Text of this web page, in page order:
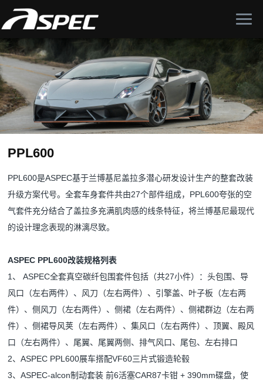
PPL600
PPL600是ASPEC基于兰博基尼盖拉多潜心研发设计生产的整套改装
升级方案代号。全套车身套件共由27个部件组成，PPL600夸张的空
气套件充分结合了盖拉多充满肌肉感的线条特征，将兰博基尼最现代
的设计理念表现的淋漓尽致。
ASPEC PPL600改装规格列表
1、 ASPEC全套真空碳纤包围套件包括（共27小件）：头包围、导
风口（左右两件）、风刀（左右两件）、引擎盖、叶子板（左右两
件）、侧风刀（左右两件）、侧裙（左右两件）、侧裙群边（左右两
件）、侧裙导风荚（左右两件）、集风口（左右两件）、顶翼、殿风
口（左右两件）、尾翼、尾翼两侧、排气风口、尾包、左右排口
2、ASPEC PPL600展车搭配VF60三片式锻造轮毂
3、ASPEC-alcon制动套装 前6活塞CAR87卡钳 + 390mm碟盘，使